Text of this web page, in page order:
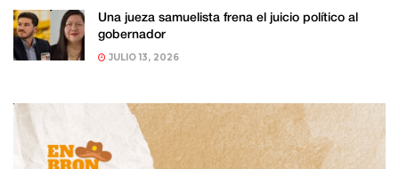
Una jueza samuelista frena el juicio político al
gobernador
JULIO 13, 2026